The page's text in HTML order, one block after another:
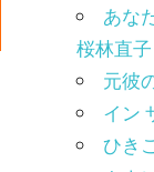
あな
桜林直子
元彼
イン
ひき